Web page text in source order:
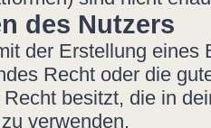
des Nutzers
der Erstellung eines
Recht oder die
besitzt, die in
verwenden.